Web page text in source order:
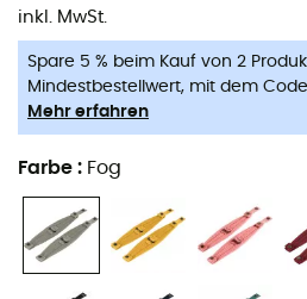
inkl. MwSt.
Spare 5 % beim Kauf von 2
Mindestbestellwert, mit dem
Mehr erfahren
Farbe : Fog